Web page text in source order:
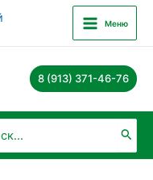
Main
Menu
Меню
8 (913) 371-46-76